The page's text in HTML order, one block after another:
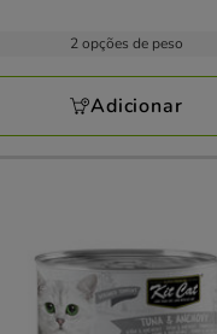
2 opções de peso
Adicionar